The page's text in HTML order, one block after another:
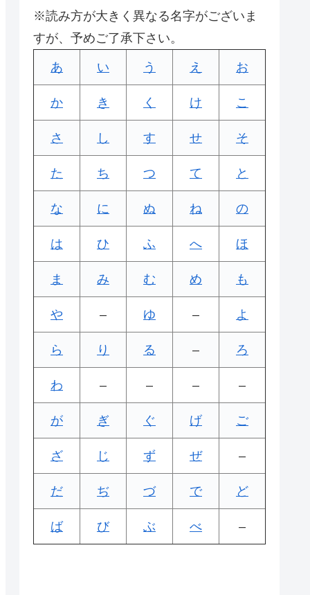
※読み方が大きく異なる名字がございま
すが、予めご了承下さい。
あ い う え お
か き く け こ
さ し す せ そ
た ち つ て と
な に ぬ ね の
は ひ ふ へ ほ
ま み む め も
や – ゆ – よ
ら り る – ろ
わ – – – –
が ぎ ぐ げ ご
ざ じ ず ぜ –
だ ぢ づ で ど
ば び ぶ べ –